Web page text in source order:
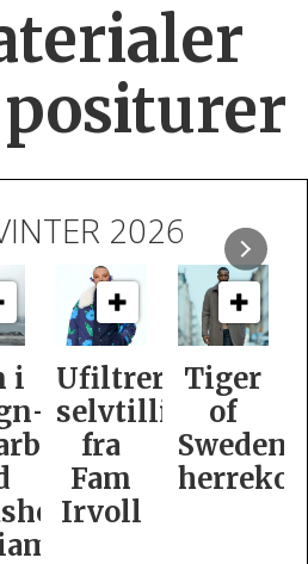
2026
Tiger
of
Swedens
herrekolleksjon
Slik
er
dame­